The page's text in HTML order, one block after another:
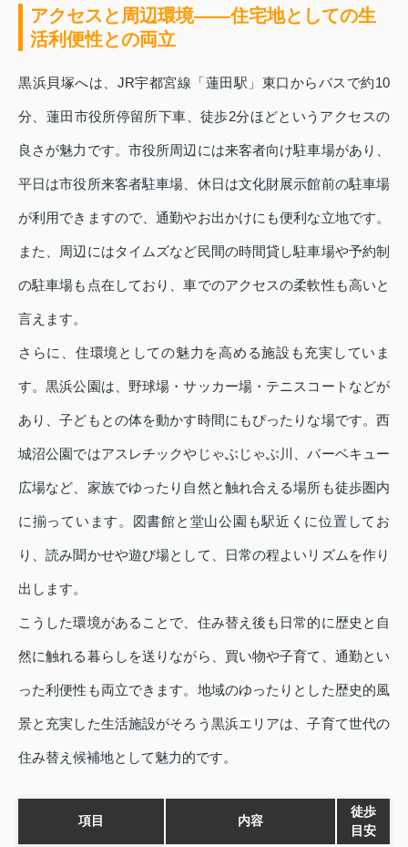
アクセスと周辺環境――住宅地としての生
活利便性との両立
黒浜貝塚へは、JR宇都宮線「蓮田駅」東口からバスで約10
分、蓮田市役所停留所下車、徒歩2分ほどというアクセスの
良さが魅力です。市役所周辺には来客者向け駐車場があり、
平日は市役所来客者駐車場、休日は文化財展示館前の駐車場
が利用できますので、通勤やお出かけにも便利な立地です。
また、周辺にはタイムズなど民間の時間貸し駐車場や予約制
の駐車場も点在しており、車でのアクセスの柔軟性も高いと
言えます。
さらに、住環境としての魅力を高める施設も充実していま
す。黒浜公園は、野球場・サッカー場・テニスコートなどが
あり、子どもとの体を動かす時間にもぴったりな場です。西
城沼公園ではアスレチックやじゃぶじゃぶ川、バーベキュー
広場など、家族でゆったり自然と触れ合える場所も徒歩圏内
に揃っています。図書館と堂山公園も駅近くに位置してお
り、読み聞かせや遊び場として、日常の程よいリズムを作り
出します。
こうした環境があることで、住み替え後も日常的に歴史と自
然に触れる暮らしを送りながら、買い物や子育て、通勤とい
った利便性も両立できます。地域のゆったりとした歴史的風
景と充実した生活施設がそろう黒浜エリアは、子育て世代の
住み替え候補地として魅力的です。
項目 内容
徒歩
目安